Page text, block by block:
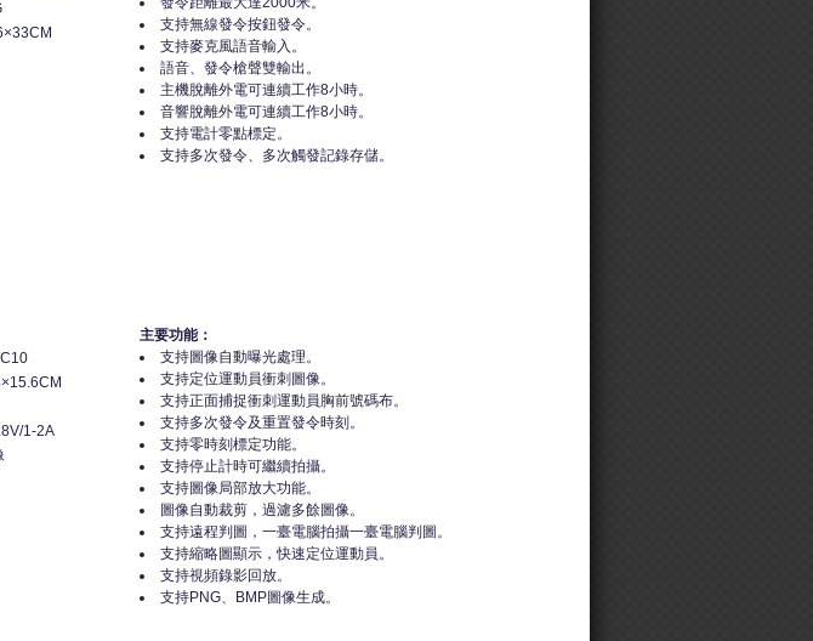
支持無線發令按鈕發令。
支持麥克風語音輸入。
語音、發令槍聲雙輸出。
主機脫離外電可連續工作8小時。
音響脫離外電可連續工作8小時。
支持電計零點標定。
支持多次發令、多次觸發記錄存儲。
1-2A
主要功能：
支持圖像自動曝光處理。
支持定位運動員衝刺圖像。
支持正面捕捉衝刺運動員胸前號碼布。
支持多次發令及重置發令時刻。
支持零時刻標定功能。
支持停止計時可繼續拍攝。
支持圖像局部放大功能。
圖像自動裁剪，過濾多餘圖像。
支持遠程判圖，一臺電腦拍攝一臺電腦判圖。
支持縮略圖顯示，快速定位運動員。
支持視頻錄影回放。
支持PNG、BMP圖像生成。